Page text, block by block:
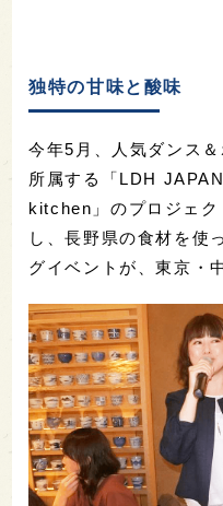
独特の甘味と酸味
今年5月、人気ダンス
所属する「LDH
kitchen」のプロジェク
し、長野県の食材を使
グイベントが、東京・